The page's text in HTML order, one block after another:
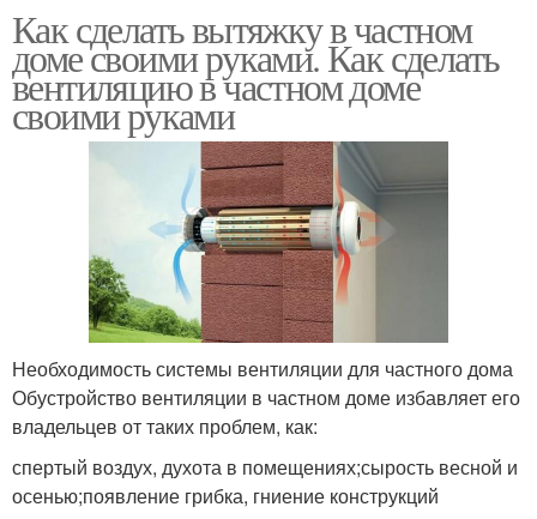
Как сделать вытяжку в частном
доме своими руками. Как сделать
вентиляцию в частном доме
своими руками
Необходимость системы вентиляции для частного дома
Обустройство вентиляции в частном доме избавляет его
владельцев от таких проблем, как:
спертый воздух, духота в помещениях;сырость весной и
осенью;появление грибка, гниение конструкций